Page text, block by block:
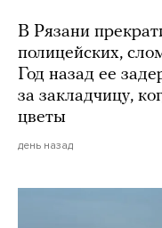
В Рязани
полицейских,
Год назад ее
за закладчицу,
цветы
день назад